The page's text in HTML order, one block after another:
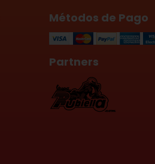
Métodos de Pago
Partners